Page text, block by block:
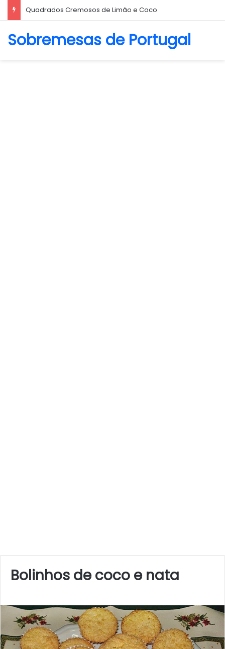
Biscoito Amanteigado
Sobremesas de Portugal
Bolinhos de coco e nata